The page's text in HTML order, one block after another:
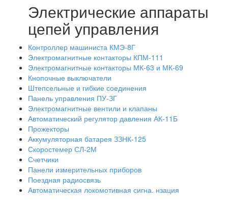
Электрические аппараты
цепей управления
Контроллер машиниста КМЭ-8Г
Электромагнитные контакторы КПМ-111
Электромагнитные контакторы МК-63 и МК-69
Кнопочные выключатели
Штепсельные и гибкие соединения
Панель управления ПУ-ЗГ
Электромагнитные вентили и клапаны
Автоматический регулятор давления АК-11Б
Прожекторы
Аккумуляторная батарея ЗЗНК-125
Скоростемер СЛ-2М
Счетчики
Панели измерительных приборов
Поездная радиосвязь
Автоматическая локомотивная сигна. нзация